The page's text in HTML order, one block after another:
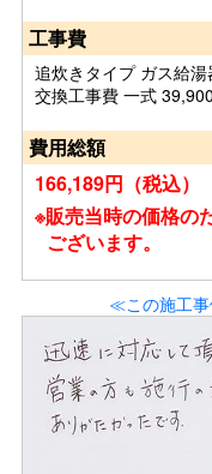
工事費
追炊きタイプ ガス給湯
交換工事費 一式
費用総額
166,189円（税込）
※販売当時の価格の
ございます。
≪この施工